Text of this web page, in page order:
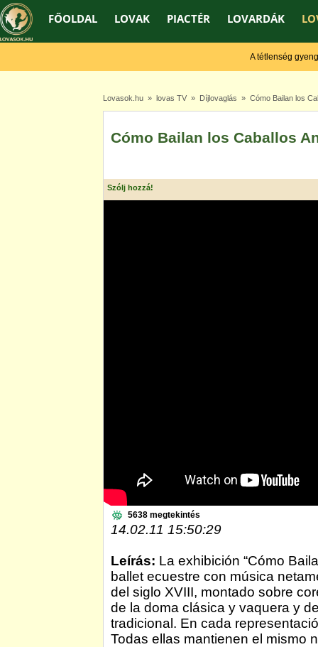
FŐOLDAL LOVAK PIACTÉR LOVARDÁK
A tétlenség
Lovasok.hu» lovas TV» Díjlovaglás » Cómo Bailan los
Cómo Bailan los Caballos
Szólj hozzá!
5638 megtekintés
14.02.11 15:50:29
Leírás: La exhibición “Cómo
ballet ecuestre con música
del siglo XVIII, montado sobre
de la doma clásica y vaquera y
tradicional. En cada
Todas ellas mantienen el mismo